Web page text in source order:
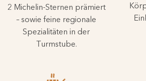
2 Michelin-Sternen prämiert
– sowie feine regionale
Spezialitäten in der
Turmstube.